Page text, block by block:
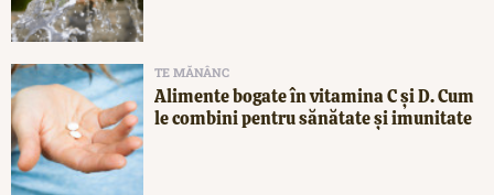
TE MĂNÂNC
Alimente bogate în vitamina C și D. Cum
le combini pentru sănătate și imunitate